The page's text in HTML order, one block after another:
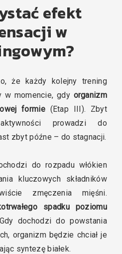
efekt
w
że każdy kolejny trening
w momencie, gdy organizm
formie(Etap III). Zbyt
prowadzi do
zbyt późne – do stagnacji.
do rozpadu włókien
kluczowych składników
zmęczenia mięśni.
spadku poziomu
dochodzi do powstania
organizm będzie chciał je
syntezę białek.